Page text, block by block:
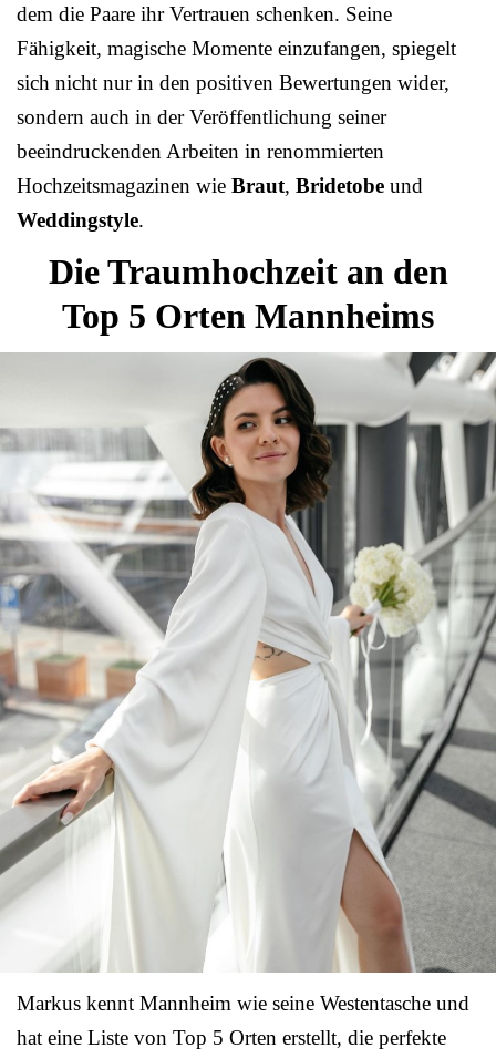
dem die Paare ihr Vertrauen schenken. Seine
Fähigkeit, magische Momente einzufangen, spiegelt
sich nicht nur in den positiven Bewertungen wider,
sondern auch in der Veröffentlichung seiner
beeindruckenden Arbeiten in renommierten
Hochzeitsmagazinen wie Braut, Bridetobe und
Weddingstyle.
Die Traumhochzeit an den
Top 5 Orten Mannheims
Markus kennt Mannheim wie seine Westentasche und
hat eine Liste von Top 5 Orten erstellt, die perfekte